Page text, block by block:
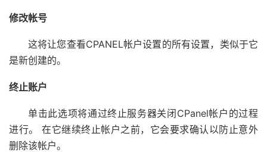
修改帐号
这将让您查看CPANEL帐户设置的所有设置，类似于它
是新创建的。
终止账户
单击此选项将通过终止服务器关闭CPanel帐户的过程
进行。 在它继续终止帐户之前，它会要求确认以防止意外
删除该帐户。